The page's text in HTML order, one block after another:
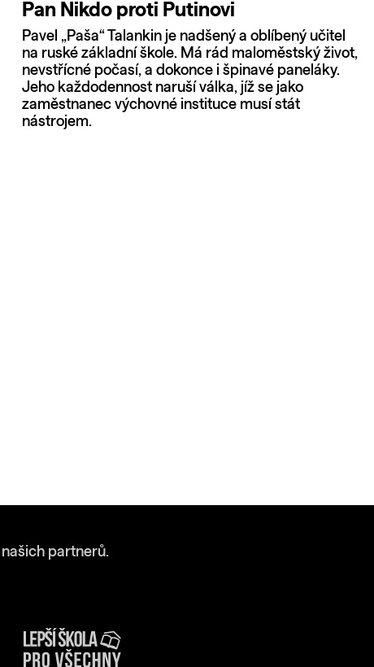
Pan Nikdo proti Putinovi
Pavel „Paša“ Talankin je nadšený a oblíbený učitel
na ruské základní škole. Má rád maloměstský život,
nevstřícné počasí, a dokonce i špinavé paneláky.
Jeho každodennost naruší válka, jíž se jako
zaměstnanec výchovné instituce musí stát
nástrojem.
partnerů.